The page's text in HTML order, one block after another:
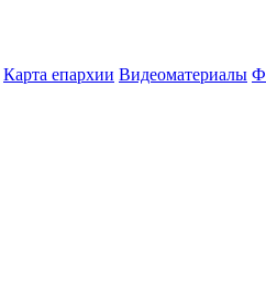
Карта епархии Видеоматериалы